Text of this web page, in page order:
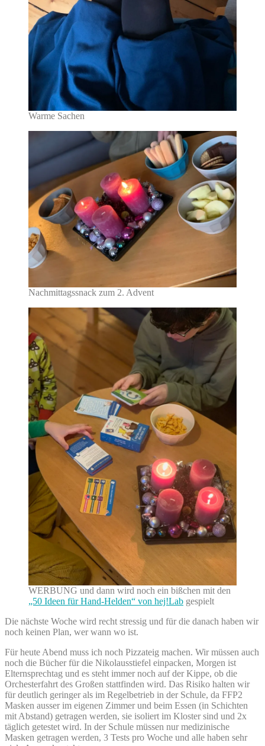
Warme Sachen
Nachmittagssnack zum 2. Advent
WERBUNG und dann wird noch ein bißchen mit den
„50 Ideen für Hand-Helden“ von hej!Lab gespielt
Die nächste Woche wird recht stressig und für die danach haben wir
noch keinen Plan, wer wann wo ist.
Für heute Abend muss ich noch Pizzateig machen. Wir müssen auch
noch die Bücher für die Nikolausstiefel einpacken, Morgen ist
Elternsprechtag und es steht immer noch auf der Kippe, ob die
Orchesterfahrt des Großen stattfinden wird. Das Risiko halten wir
für deutlich geringer als im Regelbetrieb in der Schule, da FFP2
Masken ausser im eigenen Zimmer und beim Essen (in Schichten
mit Abstand) getragen werden, sie isoliert im Kloster sind und 2x
täglich getestet wird. In der Schule müssen nur medizinische
Masken getragen werden, 3 Tests pro Woche und alle haben sehr